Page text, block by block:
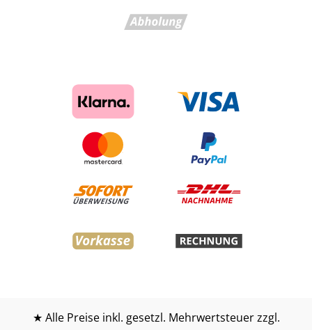
★ Alle Preise inkl. gesetzl. Mehrwertsteuer zzgl.